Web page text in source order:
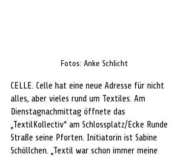
Fotos: Anke Schlicht
CELLE. Celle hat eine neue Adresse für nicht
alles, aber vieles rund um Textiles. Am
Dienstagnachmittag öffnete das
„TextilKollectiv“ am Schlossplatz/Ecke Runde
Straße seine Pforten. Initiatorin ist Sabine
Schöllchen. „Textil war schon immer meine